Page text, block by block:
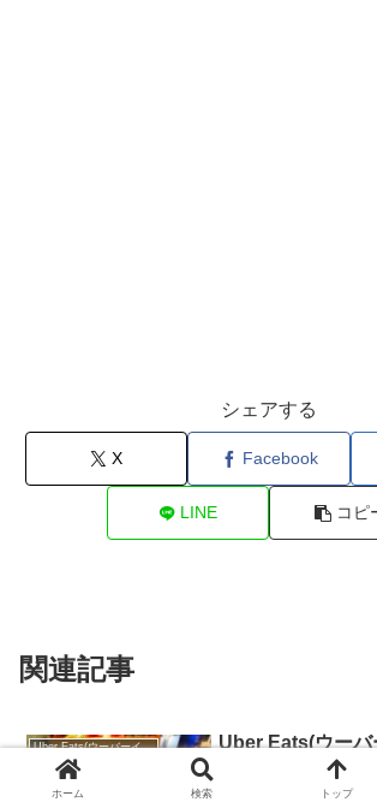
シェアする
X Facebook
LINE コピ
関連記事
Uber Eats(ウーバーイーツ)
Uber Eats(ウーバ
知・名古屋エリ
文範囲【エリア拡
ホーム 検索 トップ